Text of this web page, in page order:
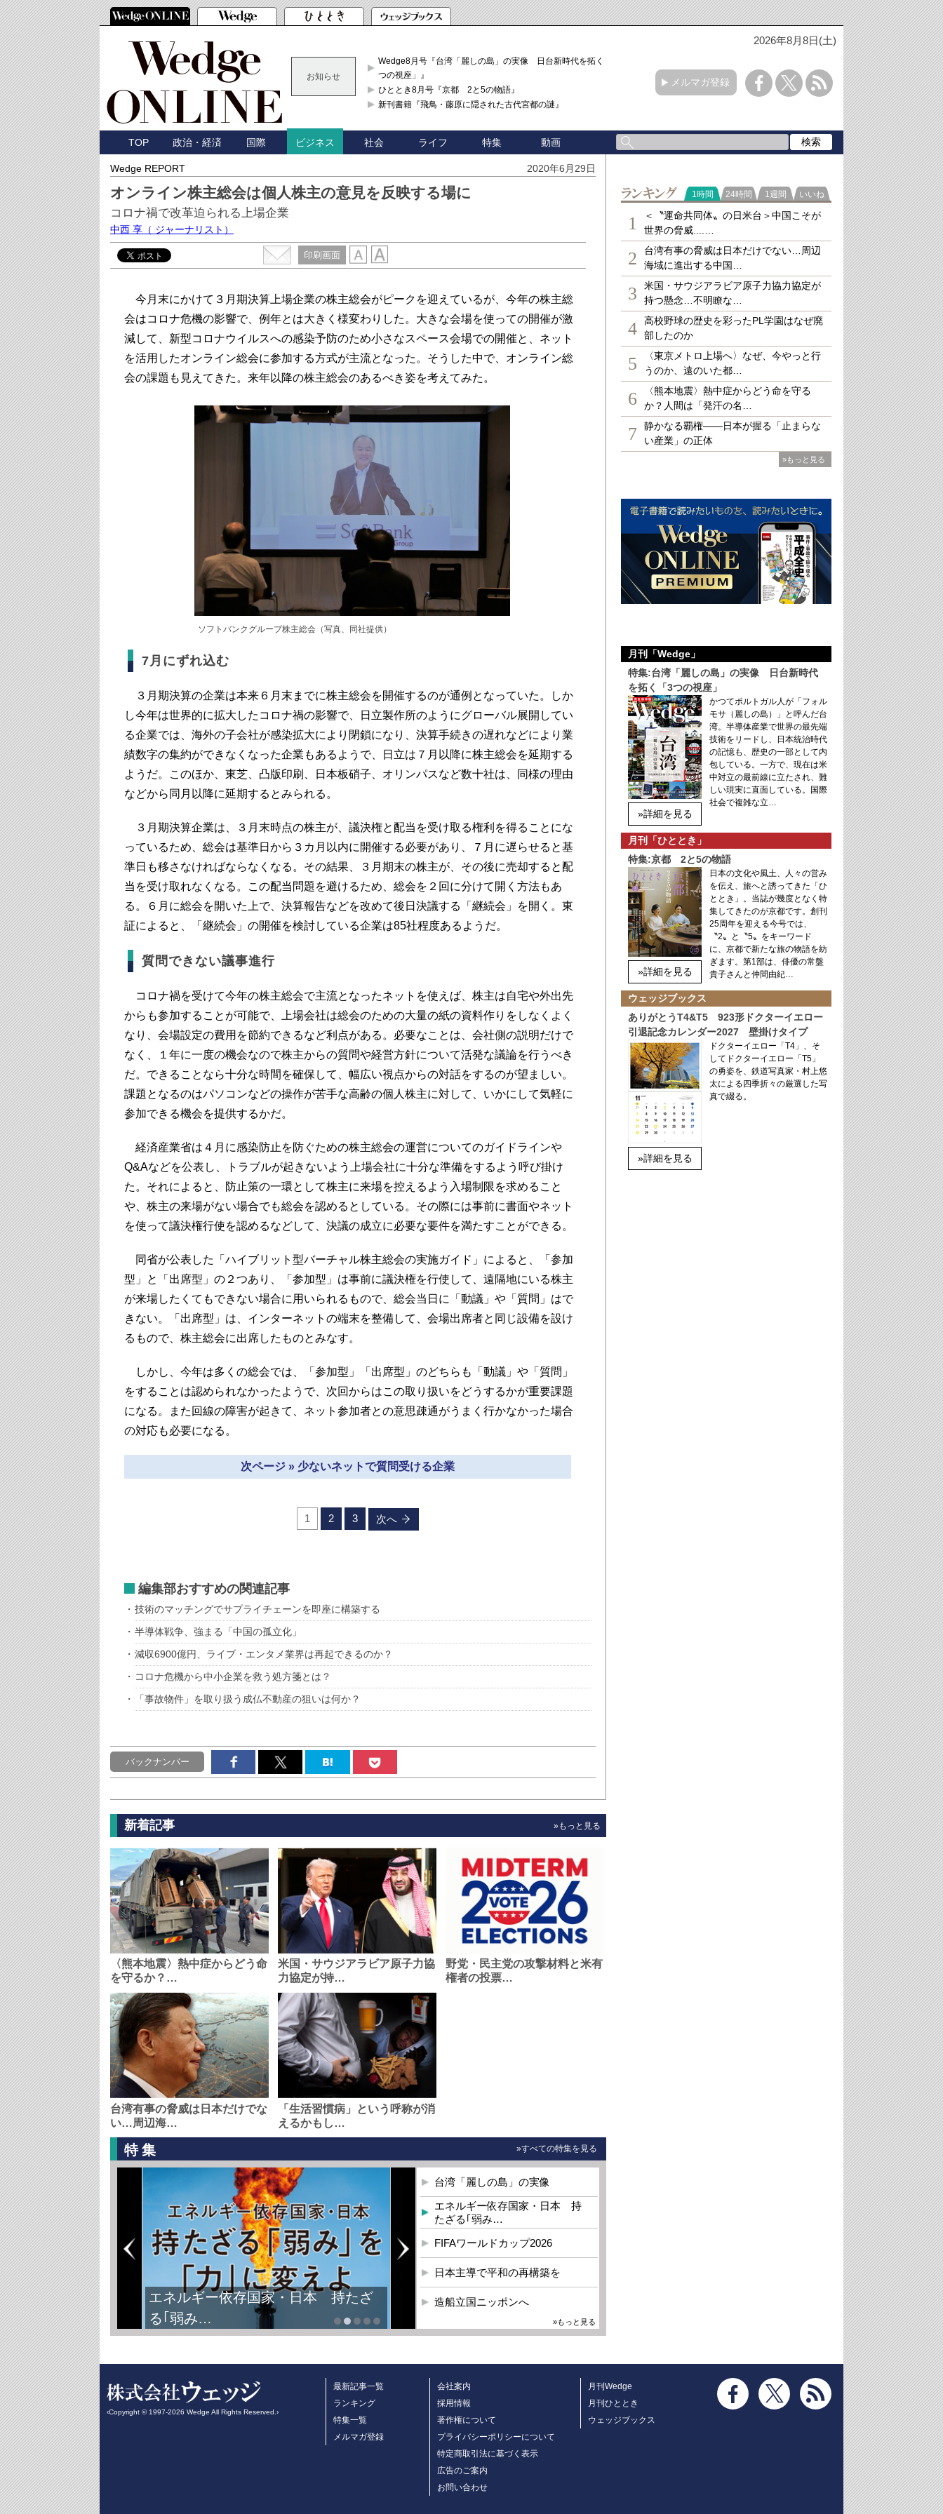
2026年8月8日(土)
お知らせ
Wedge8月号『台湾「麗しの島」の実像 日台新時代を拓く「3
つの視座」』
ひととき8月号『京都 2と5の物語』
新刊書籍『飛鳥・藤原に隠された古代宮都の謎』
メルマガ登録
TOP 政治・経済 国際 ビジネス 社会 ライフ 特集 動画
Wedge REPORT 2020年6月29日
オンライン株主総会は個人株主の意見を反映する場に
コロナ禍で改革迫られる上場企業
中西 享 （ ジャーナリスト）
印刷画面
今月末にかけて３月期決算上場企業の株主総会がピークを迎えているが、今年の株主総
会はコロナ危機の影響で、例年とは大きく様変わりした。大きな会場を使っての開催が激
減して、新型コロナウイルスへの感染予防のため小さなスペース会場での開催と、ネット
を活用したオンライン総会に参加する方式が主流となった。そうした中で、オンライン総
会の課題も見えてきた。来年以降の株主総会のあるべき姿を考えてみた。
ソフトバンクグループ株主総会（写真、同社提供）
7月にずれ込む
３月期決算の企業は本来６月末までに株主総会を開催するのが通例となっていた。しか
し今年は世界的に拡大したコロナ禍の影響で、日立製作所のようにグローバル展開してい
る企業では、海外の子会社が感染拡大により閉鎖になり、決算手続きの遅れなどにより業
績数字の集約ができなくなった企業もあるようで、日立は７月以降に株主総会を延期する
ようだ。このほか、東芝、凸版印刷、日本板硝子、オリンパスなど数十社は、同様の理由
などから同月以降に延期するとみられる。
３月期決算企業は、３月末時点の株主が、議決権と配当を受け取る権利を得ることにな
っているため、総会は基準日から３カ月以内に開催する必要があり、７月に遅らせると基
準日も移さなければならなくなる。その結果、３月期末の株主が、その後に売却すると配
当を受け取れなくなる。この配当問題を避けるため、総会を２回に分けて開く方法もあ
る。６月に総会を開いた上で、決算報告などを改めて後日決議する「継続会」を開く。東
証によると、「継続会」の開催を検討している企業は85社程度あるようだ。
質問できない議事進行
コロナ禍を受けて今年の株主総会で主流となったネットを使えば、株主は自宅や外出先
からも参加することが可能で、上場会社は総会のための大量の紙の資料作りをしなくよく
なり、会場設定の費用を節約できるなど利点がある。必要なことは、会社側の説明だけで
なく、１年に一度の機会なので株主からの質問や経営方針について活発な議論を行うべき
だ。できることなら十分な時間を確保して、幅広い視点からの対話をするのが望ましい。
課題となるのはパソコンなどの操作が苦手な高齢の個人株主に対して、いかにして気軽に
参加できる機会を提供するかだ。
経済産業省は４月に感染防止を防ぐための株主総会の運営についてのガイドラインや
Q&Aなどを公表し、トラブルが起きないよう上場会社に十分な準備をするよう呼び掛け
た。それによると、防止策の一環として株主に来場を控えるよう入場制限を求めること
や、株主の来場がない場合でも総会を認めるとしている。その際には事前に書面やネット
を使って議決権行使を認めるなどして、決議の成立に必要な要件を満たすことができる。
同省が公表した「ハイブリット型バーチャル株主総会の実施ガイド」によると、「参加
型」と「出席型」の２つあり、「参加型」は事前に議決権を行使して、遠隔地にいる株主
が来場したくてもできない場合に用いられるもので、総会当日に「動議」や「質問」はで
きない。「出席型」は、インターネットの端末を整備して、会場出席者と同じ設備を設け
るもので、株主総会に出席したものとみなす。
しかし、今年は多くの総会では、「参加型」「出席型」のどちらも「動議」や「質問」
をすることは認められなかったようで、次回からはこの取り扱いをどうするかが重要課題
になる。また回線の障害が起きて、ネット参加者との意思疎通がうまく行かなかった場合
の対応も必要になる。
次ページ » 少ないネットで質問受ける企業
1 2 3 次へ
編集部おすすめの関連記事
技術のマッチングでサプライチェーンを即座に構築する
半導体戦争、強まる「中国の孤立化」
減収6900億円、ライブ・エンタメ業界は再起できるのか？
コロナ危機から中小企業を救う処方箋とは？
「事故物件」を取り扱う成仏不動産の狙いは何か？
バックナンバー
新着記事 »もっと見る
〈熊本地震〉熱中症からどう命
を守るか？…
米国・サウジアラビア原子力協
力協定が持…
野党・民主党の攻撃材料と米有
権者の投票…
台湾有事の脅威は日本だけでな
い…周辺海…
「生活習慣病」という呼称が消
えるかもし…
特集 »すべての特集を見る
エネルギー依存国家・日本 持たざ
る｢弱み…
台湾「麗しの島」の実像
エネルギー依存国家・日本 持
たざる｢弱み…
FIFAワールドカップ2026
日本主導で平和の再構築を
造船立国ニッポンへ
»もっと見る
ランキング
1時間 24時間 1週間 いいね
1
＜〝運命共同体〟の日米台＞中国こそが
世界の脅威....…
2
台湾有事の脅威は日本だけでない…周辺
海域に進出する中国…
3
米国・サウジアラビア原子力協力協定が
持つ懸念…不明瞭な…
4
高校野球の歴史を彩ったPL学園はなぜ廃
部したのか
5
〈東京メトロ上場へ〉なぜ、今やっと行
うのか、遠のいた都…
6
〈熊本地震〉熱中症からどう命を守る
か？人間は「発汗の名…
7
静かなる覇権――日本が握る「止まらな
い産業」の正体
»もっと見る
月刊「Wedge」
特集:台湾「麗しの島」の実像 日台新時代
を拓く「3つの視座」
»詳細を見る
かつてポルトガル人が「フォル
モサ（麗しの島）」と呼んだ台
湾。半導体産業で世界の最先端
技術をリードし、日本統治時代
の記憶も、歴史の一部として内
包している。一方で、現在は米
中対立の最前線に立たされ、難
しい現実に直面している。国際
社会で複雑な立…
月刊「ひととき」
特集:京都 2と5の物語
»詳細を見る
日本の文化や風土、人々の営み
を伝え、旅へと誘ってきた「ひ
ととき」。当誌が幾度となく特
集してきたのが京都です。創刊
25周年を迎える今号では、
〝2〟と〝5〟をキーワード
に、京都で新たな旅の物語を紡
ぎます。第1部は、俳優の常盤
貴子さんと仲間由紀…
ウェッジブックス
ありがとうT4&T5 923形ドクターイエロー
引退記念カレンダー2027 壁掛けタイプ
»詳細を見る
ドクターイエロー「T4」、そ
してドクターイエロー「T5」
の勇姿を、鉄道写真家・村上悠
太による四季折々の厳選した写
真で綴る。
‹Copyright © 1997-2026 Wedge All Rights Reserved.›
最新記事一覧
ランキング
特集一覧
メルマガ登録
会社案内
採用情報
著作権について
プライバシーポリシーについて
特定商取引法に基づく表示
広告のご案内
お問い合わせ
月刊Wedge
月刊ひととき
ウェッジブックス